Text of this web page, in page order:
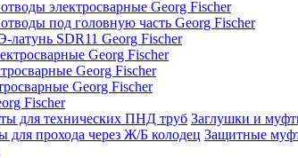
электросварные Georg Fischer
под головную часть Georg Fischer
SDR11 Georg Fischer
Georg Fischer
Georg Fischer
Georg Fischer
Fischer
Заглушки и
Защитные